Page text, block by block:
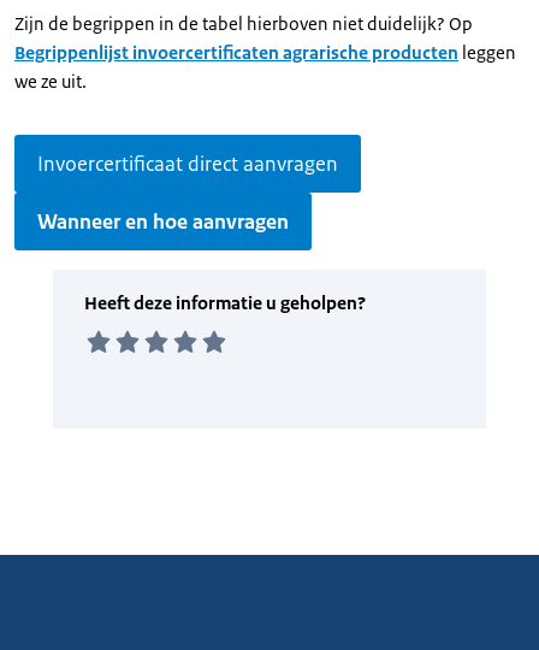
Zijn de begrippen in de tabel hierboven niet duidelijk? Op
Begrippenlijst invoercertificaten agrarische producten leggen
we ze uit.
Invoercertificaat direct aanvragen
Wanneer en hoe aanvragen